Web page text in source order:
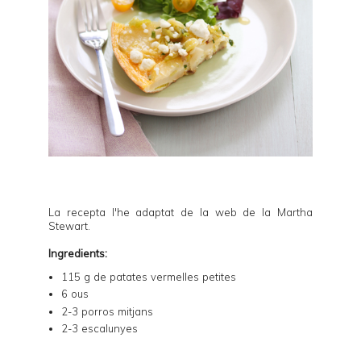
La recepta l'he adaptat de la web de la Martha
Stewart
Ingredients:
115 g de patates vermelles petites
6 ous
2-3 porros mitjans
2-3 escalunyes